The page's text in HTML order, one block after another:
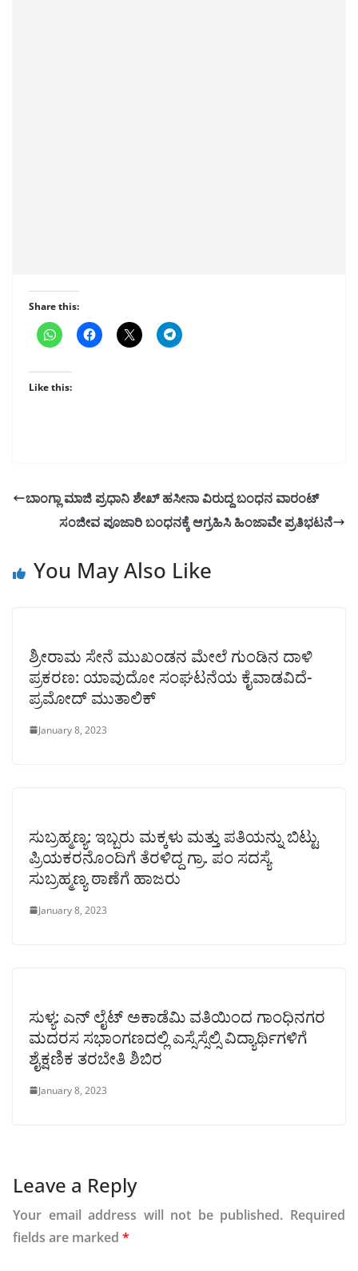
Share this:
Like this:
ಬಾಂಗ್ಲಾ ಮಾಜಿ ಪ್ರಧಾನಿ ಶೇಖ್ ಹಸೀನಾ ವಿರುದ್ದ ಬಂಧನ ವಾರಂಟ್
ಸಂಜೀವ ಪೂಜಾರಿ ಬಂಧನಕ್ಕೆ ಆಗ್ರಹಿಸಿ ಹಿಂಜಾವೇ ಪ್ರತಿಭಟನೆ
You May Also Like
ಶ್ರೀರಾಮ ಸೇನೆ ಮುಖಂಡನ ಮೇಲೆ ಗುಂಡಿನ ದಾಳಿ
ಪ್ರಕರಣ: ಯಾವುದೋ ಸಂಘಟನೆಯ ಕೈವಾಡವಿದೆ-
ಪ್ರಮೋದ್ ಮುತಾಲಿಕ್
January 8, 2023
ಸುಬ್ರಹ್ಮಣ್ಯ: ಇಬ್ಬರು ಮಕ್ಕಳು ಮತ್ತು ಪತಿಯನ್ನು ಬಿಟ್ಟು
ಪ್ರಿಯಕರನೊಂದಿಗೆ ತೆರಳಿದ್ದ ಗ್ರಾ. ಪಂ ಸದಸ್ಯೆ
ಸುಬ್ರಹ್ಮಣ್ಯ ಠಾಣೆಗೆ ಹಾಜರು
January 8, 2023
ಸುಳ್ಯ: ಎನ್ ಲೈಟ್‌ ಅಕಾಡೆಮಿ ವತಿಯಿಂದ ಗಾಂಧಿನಗರ
ಮದರಸ ಸಭಾಂಗಣದಲ್ಲಿ ಎಸ್ಸೆಸ್ಸೆಲ್ಸಿ ವಿದ್ಯಾರ್ಥಿಗಳಿಗೆ
ಶೈಕ್ಷಣಿಕ ತರಬೇತಿ ಶಿಬಿರ
January 8, 2023
Leave a Reply
Your email address will not be published. Required
fields are marked *